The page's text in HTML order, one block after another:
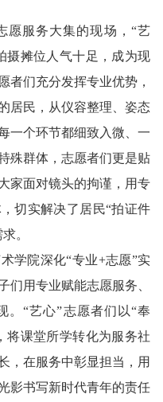
愿服务大集的现场，“艺
摄摊位人气十足，成为现
者们充分发挥专业优势，
居民，从仪容整理、姿态
一个环节都细致入微、一
殊群体，志愿者们更是贴
家面对镜头的拘谨，用专
切实解决了居民“拍证件
。
学院深化“专业+志愿”实
们用专业赋能志愿服务、
。“艺心”志愿者们以“奉
将课堂所学转化为服务社
，在服务中彰显担当，用
影书写新时代青年的责任